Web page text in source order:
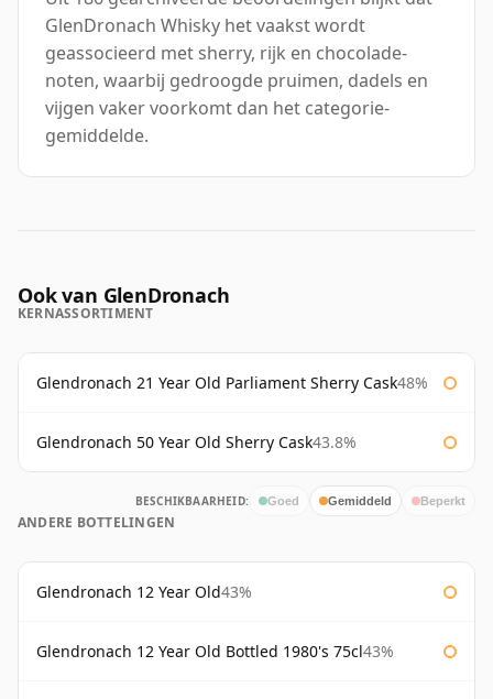
GlenDronach Whisky het vaakst wordt
geassocieerd met sherry, rijk en chocolade-
noten, waarbij gedroogde pruimen, dadels en
vijgen vaker voorkomt dan het categorie-
gemiddelde.
Ook van GlenDronach
KERNASSORTIMENT
Glendronach 21 Year Old Parliament Sherry Cask48%
Glendronach 50 Year Old Sherry Cask43.8%
BESCHIKBAARHEID: Goed Gemiddeld Beperkt
ANDERE BOTTELINGEN
Glendronach 12 Year Old43%
Glendronach 12 Year Old Bottled 1980's 75cl43%